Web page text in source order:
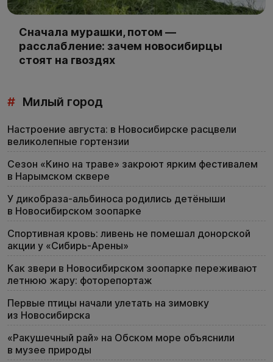
Сначала мурашки, потом —
расслабление: зачем новосибирцы
стоят на гвоздях
# Милый город
Настроение августа: в Новосибирске расцвели
великолепные гортензии
Сезон «Кино на траве» закроют ярким фестивалем
в Нарымском сквере
У дикобраза-альбиноса родились детёныши
в Новосибирском зоопарке
Спортивная кровь: ливень не помешал донорской
акции у «Сибирь-Арены»
Как звери в Новосибирском зоопарке переживают
летнюю жару: фоторепортаж
Первые птицы начали улетать на зимовку
из Новосибирска
«Ракушечный рай» на Обском море объяснили
в музее природы